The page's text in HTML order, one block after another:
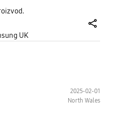
UK
2025-02-01
North Wales